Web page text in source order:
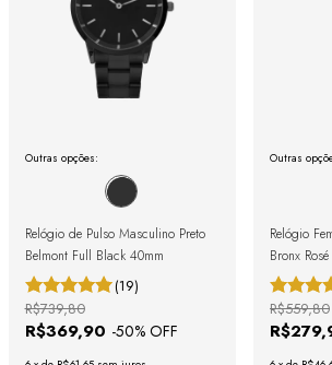
Outras opções:
Relógio de Pulso Masculino Preto
Belmont Full Black 40mm
(19)
R$369,90 -50% OFF
R$739,80
Outras
Relógio
Bronx
R$559,80